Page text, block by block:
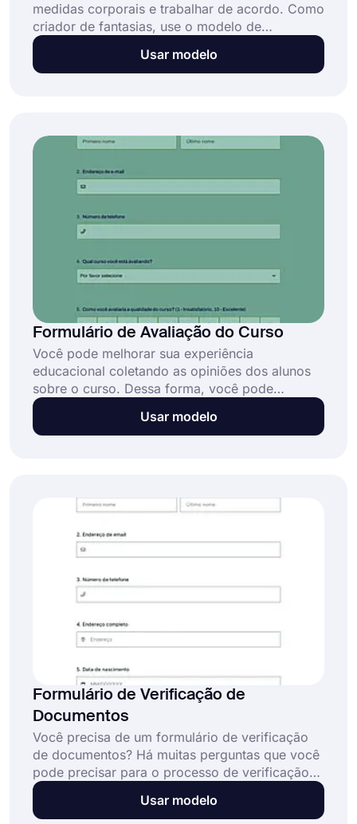
medidas corporais e trabalhar de acordo. Como
criador de fantasias, use o modelo de
formulário de medição de fantasia do
forms.app e colete informações detalhadas
Usar modelo
Formulário de Avaliação do Curso
Você pode melhorar sua experiência
educacional coletando as opiniões dos alunos
sobre o curso. Dessa forma, você pode
aprender qual modelo de ensino será mais
benéfico para os alunos. Use os modelos de
Usar modelo
Formulário de Verificação de
Documentos
Você precisa de um formulário de verificação
de documentos? Há muitas perguntas que você
pode precisar para o processo de verificação
de documentos. Você pode adicionar perguntas
prontas para usar usando o modelo de
Usar modelo